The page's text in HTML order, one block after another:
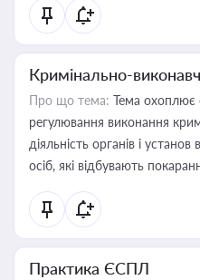
Кримінально-
Про що тема: Тема охоплює
регулювання виконання
діяльність органів і
осіб, які відбувають
Практика ЄСПЛ